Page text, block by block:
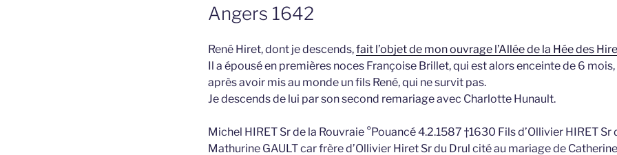
Angers 1642
René Hiret, dont je descends,fait l’objet de mon ouvrage l’Allée de la Hée des
Il a épousé en premières noces Françoise Brillet, qui est alors enceinte de 6
après avoir mis au monde un fils René, qui ne survit pas.
Je descends de lui par son second remariage avec Charlotte Hunault.
Michel HIRET Sr de la Rouvraie °Pouancé 4.2.1587 †1630 Fils d’Ollivier HIRET Sr
Mathurine GAULT car frère d’Ollivier Hiret Sr du Drul cité au mariage de